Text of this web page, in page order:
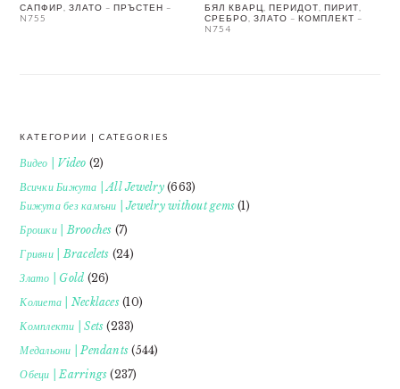
САПФИР, ЗЛАТО – ПРЪСТЕН –
N755
БЯЛ КВАРЦ, ПЕРИДОТ, ПИРИТ,
СРЕБРО, ЗЛАТО – КОМПЛЕКТ –
N754
FOOTER
КАТЕГОРИИ | CATEGORIES
Видео | Video (2)
Всички Бижута | All Jewelry(663)
Бижута без камъни | Jewelry without gems (1)
Брошки | Brooches (7)
Гривни | Bracelets (24)
Злато | Gold (26)
Колиета | Necklaces(10)
Комплекти | Sets (233)
Медальони | Pendants (544)
Обеци | Earrings (237)